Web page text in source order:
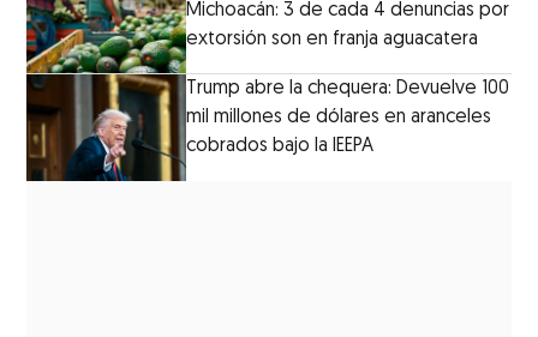
Michoacán: 3 de cada 4 denuncias por
extorsión son en franja aguacatera
Trump abre la chequera: Devuelve 100
mil millones de dólares en aranceles
cobrados bajo la IEEPA